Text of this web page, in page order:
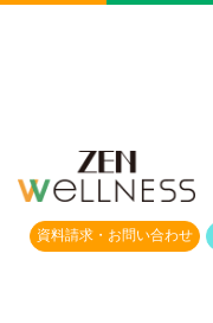
資料請求・ お問い合わせ